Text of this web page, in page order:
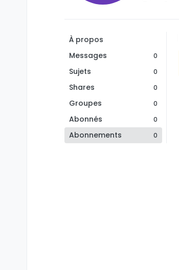
À propos
Messages
0
Sujets 0
Shares 0
Groupes 0
Abonnés 0
Abonnements 0